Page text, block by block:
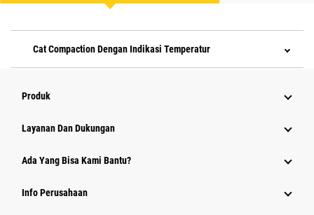
Cat Compaction Dengan Indikasi Temperatur
Produk
Layanan Dan Dukungan
Ada Yang Bisa Kami Bantu?
Info Perusahaan